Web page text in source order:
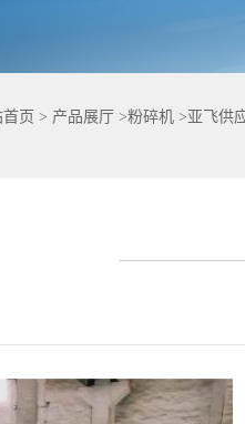
首页 > 产品展厅 >粉碎机 >亚飞供